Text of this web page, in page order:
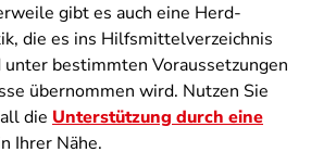
gibt es auch eine Herd-
die es ins Hilfsmittelverzeichnis
bestimmten Voraussetzungen
übernommen wird. Nutzen Sie
die Unterstützung durch eine
Ihrer Nähe.